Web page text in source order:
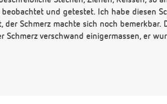
und getestet. Ich habe diesen
Schmerz machte sich noch bemerkbar.
Schmerz verschwand einigermassen, er
aus, das es der Nabelbruch ist, den ich
umso schmerzhafter wird es werden.